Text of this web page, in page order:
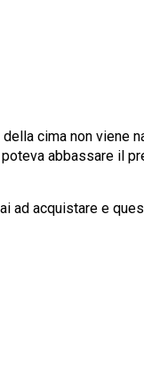
cima non
abbassare il
acquistare e